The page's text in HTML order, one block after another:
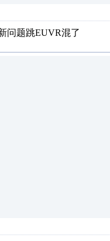
问题跳EUVR混了